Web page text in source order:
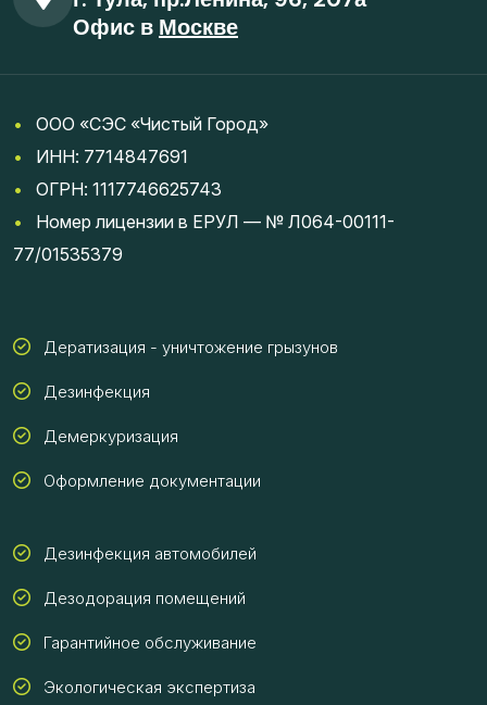
Офис в Москве
• ООО «СЭС «Чистый Город»
•
ИНН: 7714847691
• ОГРН: 1117746625743
• Номер лицензии в ЕРУЛ — № Л064-00111-
77/01535379
Дератизация - уничтожение грызунов
Дезинфекция
Демеркуризация
Оформление документации
Дезинфекция автомобилей
Дезодорация помещений
Гарантийное обслуживание
Экологическая экспертиза